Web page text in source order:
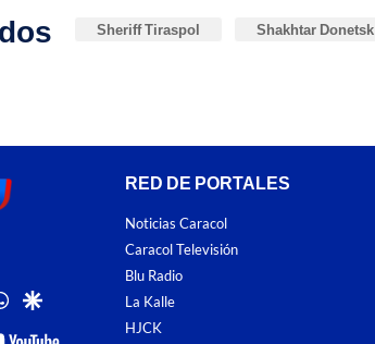
Sheriff Tiraspol Shakhtar Donetsk
whatsapp
google
youtube-
RED DE PORTALES
Noticias Caracol
Caracol Televisión
Blu Radio
La Kalle
HJCK